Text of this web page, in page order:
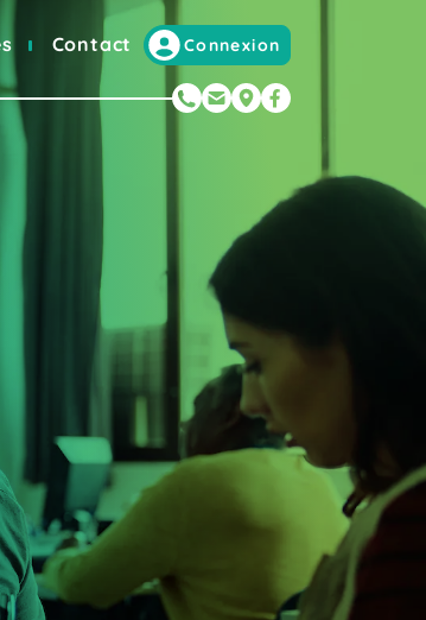
Contact Connexion